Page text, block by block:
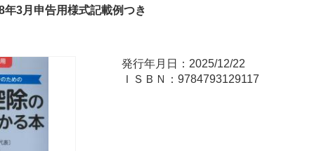
3月申告用様式記載例つき
発行年月日：2025/12/22
ＩＳＢＮ：9784793129117